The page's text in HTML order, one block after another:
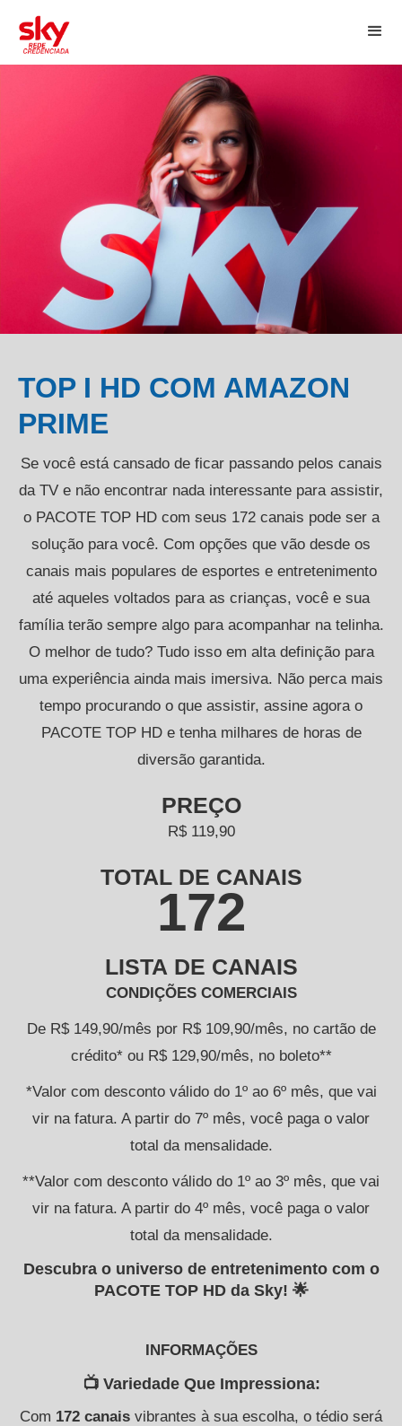
TOP I HD COM AMAZON
PRIME
Se você está cansado de ficar passando pelos canais
da TV e não encontrar nada interessante para assistir,
o PACOTE TOP HD com seus 172 canais pode ser a
solução para você. Com opções que vão desde os
canais mais populares de esportes e entretenimento
até aqueles voltados para as crianças, você e sua
família terão sempre algo para acompanhar na telinha.
O melhor de tudo? Tudo isso em alta definição para
uma experiência ainda mais imersiva. Não perca mais
tempo procurando o que assistir, assine agora o
PACOTE TOP HD e tenha milhares de horas de
diversão garantida.
PREÇO
R$ 119,90
TOTAL DE CANAIS
172
LISTA DE CANAIS
CONDIÇÕES COMERCIAIS
De R$ 149,90/mês por R$ 109,90/mês, no cartão de
crédito* ou R$ 129,90/mês, no boleto**
*Valor com desconto válido do 1º ao 6º mês, que vai
vir na fatura. A partir do 7º mês, você paga o valor
total da mensalidade.
**Valor com desconto válido do 1º ao 3º mês, que vai
vir na fatura. A partir do 4º mês, você paga o valor
total da mensalidade.
Descubra o universo de entretenimento com o
PACOTE TOP HD da Sky! 🌟
INFORMAÇÕES
📺 Variedade Que Impressiona:
Com 172 canais vibrantes à sua escolha, o tédio será